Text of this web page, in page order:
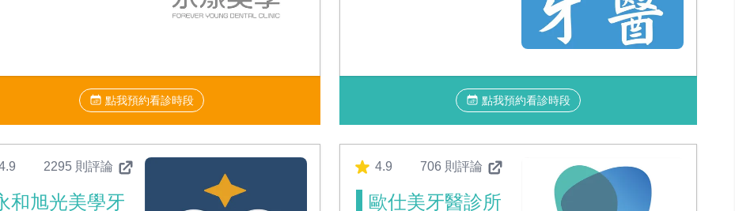
點我預約看診時段 點我預約看診時段
2295 則評論
和旭光美學牙
4.9 706 則評論
歐仕美牙醫診所